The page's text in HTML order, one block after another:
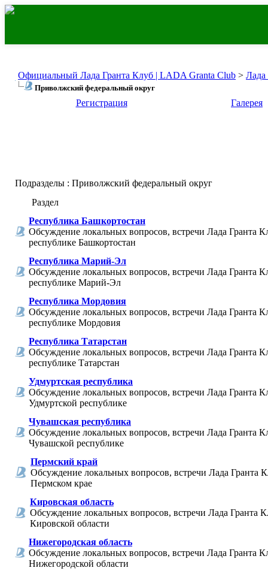
Официальный Лада Гранта Клуб | LADA Granta Club > Лада
Приволжский федеральный округ
Регистрация Галерея
Подразделы : Приволжский федеральный округ
Раздел
Республика Башкортостан
Обсуждение локальных вопросов, встречи Лада Гранта
республике Башкортостан
Республика Марий-Эл
Обсуждение локальных вопросов, встречи Лада Гранта
республике Марий-Эл
Республика Мордовия
Обсуждение локальных вопросов, встречи Лада Гранта
республике Мордовия
Республика Татарстан
Обсуждение локальных вопросов, встречи Лада Гранта
республике Татарстан
Удмуртская республика
Обсуждение локальных вопросов, встречи Лада Гранта
Удмуртской республике
Чувашская республика
Обсуждение локальных вопросов, встречи Лада Гранта
Чувашской республике
Пермский край
Обсуждение локальных вопросов, встречи Лада Гранта
Пермском крае
Кировская область
Обсуждение локальных вопросов, встречи Лада Гранта
Кировской области
Нижегородская область
Обсуждение локальных вопросов, встречи Лада Гранта
Нижегородской области